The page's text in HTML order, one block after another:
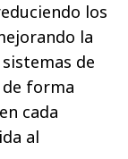
los
la
de
forma
cada
al